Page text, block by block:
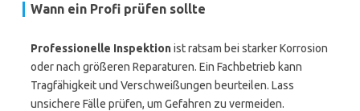
Wann ein Profi prüfen sollte
Professionelle Inspektionist ratsam bei starker Korrosion
oder nach größeren Reparaturen. Ein Fachbetrieb kann
Tragfähigkeit und Verschweißungen beurteilen. Lass
unsichere Fälle prüfen, um Gefahren zu vermeiden.